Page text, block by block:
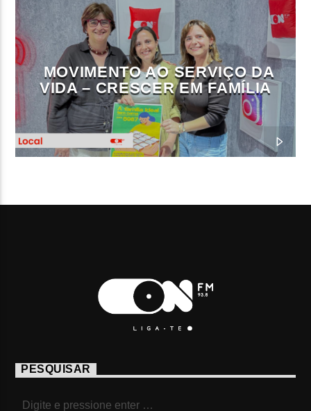
MOVIMENTO AO SERVIÇO DA
VIDA – CRESCER EM FAMÍLIA
PESQUISAR